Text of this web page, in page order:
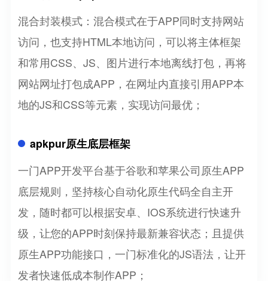
混合封装模式：混合模式在于APP同时支持网站
访问，也支持HTML本地访问，可以将主体框架
和常用CSS、JS、图片进行本地离线打包，再将
网站网址打包成APP，在网址内直接引用APP本
地的JS和CSS等元素，实现访问最优；
apkpur原生底层框架
一门APP开发平台基于谷歌和苹果公司原生APP
底层规则，坚持核心自动化原生代码全自主开
发，随时都可以根据安卓、IOS系统进行快速升
级，让您的APP时刻保持最新兼容状态；且提供
原生APP功能接口，一门标准化的JS语法，让开
发者快速低成本制作APP；